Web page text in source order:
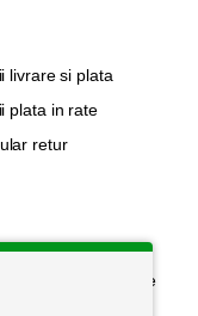
livrare si plata
plata in rate
retur
de confidențialitate